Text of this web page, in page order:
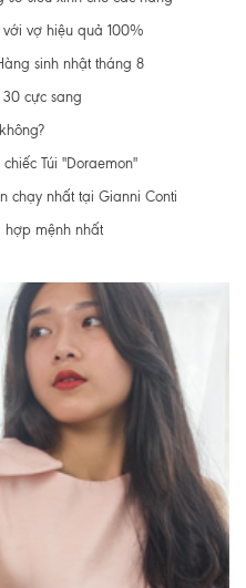
vợ hiệu quả 100%
sinh nhật tháng 8
cực sang
Túi "Doraemon"
chạy nhất tại Gianni Conti
hợp mệnh nhất